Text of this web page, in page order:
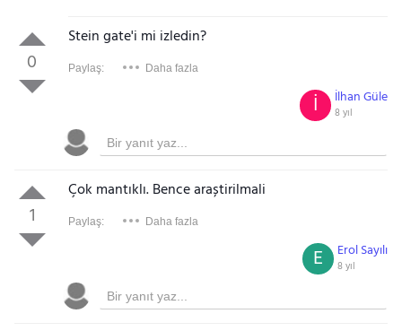
0
Stein gate'i mi izledin?
Paylaş: Daha fazla
İlhan Güle
8 yıl
İ
1
Çok mantıklı. Bence araștirilmali
Paylaş: Daha fazla
Erol Sayılı
8 yıl
E